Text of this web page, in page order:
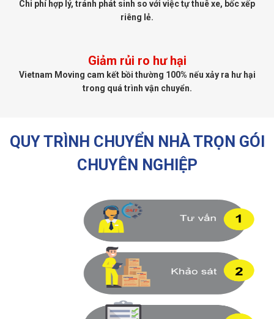
Chi phí hợp lý, tránh phát sinh so với việc tự thuê xe, bốc xếp
riêng lẻ.
Giảm rủi ro hư hại
Vietnam Moving cam kết bồi thường 100% nếu xảy ra hư hại
trong quá trình vận chuyển.
QUY TRÌNH CHUYỂN NHÀ TRỌN GÓI
CHUYÊN NGHIỆP